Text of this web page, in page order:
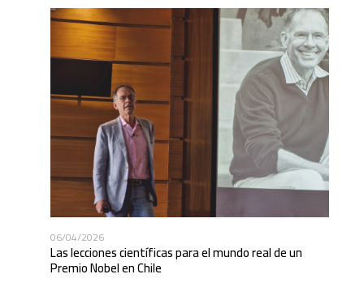
06/04/2026
Las lecciones científicas para el mundo real de un
Premio Nobel en Chile